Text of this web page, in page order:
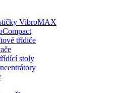
VibroMAX
třídiče
stoly